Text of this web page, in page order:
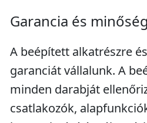
Garancia és minőség
A beépített alkatrészre
garanciát vállalunk. A
minden darabját
csatlakozók,